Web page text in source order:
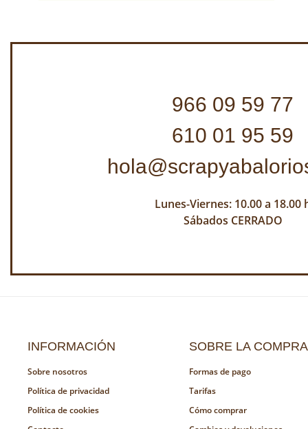
966 09 59 77
610 01 95 59
Lunes-Viernes: 10.00 a 18.00
Sábados CERRADO
INFORMACIÓN
Sobre nosotros
Política de privacidad
Política de cookies
SOBRE LA COMPRA
Formas de pago
Tarifas
Cómo comprar